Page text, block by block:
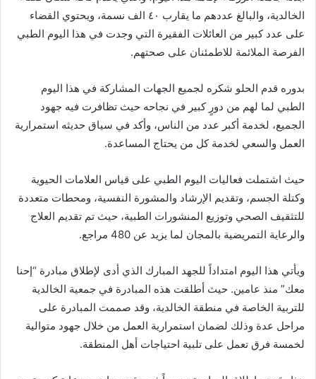
الخالدية، والبالغ عددهم ما يقارب ٤٠ الف نسمة، ويحتوي القضاء
على عدد كبير من العائلات الفقيرة التي وجدت في هذا اليوم الطبي
الفرصة الملائمة للاطمئنان على صحتهم.
بدوره قدم الحلو شكره لجميع الجهات المشاركة في هذا اليوم
الطبي لما لهم من دورٍ كبير في نجاحه حيث تظافرت فيه جهود
الجميع، لخدمة أكبر عدد من الناس، وأكد في سياق حديثه استمرارية
العمل والسعي لخدمة كل من يحتاج المساعدة.
حيث اشتملت فعاليات اليوم الطبي على قياس العلامات الحيوية
وكتلة الجسم، وتقديم الإرشاد والمشورة النفسية، ومحطات متعددة
للتثقيف الصحي وتوزيع المنشورات الطبية، حيث تم تقديم العلاج
والرعاية التمريضية بالمجان لما يزيد عن 480 مراجع.
ويأتي هذا اليوم امتداداً للجهد المبارك الذي أدى لإطلاق مبادرة “إحنا
معك” منذ عامين. حيث أطلقت هذه المبادرة في جمعية الخالدية
للتربية الخاصة في منطقة الخالدية، وقد صممت المبادرة على
مراحل عدة وذلك لضمان استمرارية العمل من خلال جهود متوالية
لخمسة فرق تعمل على تلبية احتياجات أهل المنطقة.